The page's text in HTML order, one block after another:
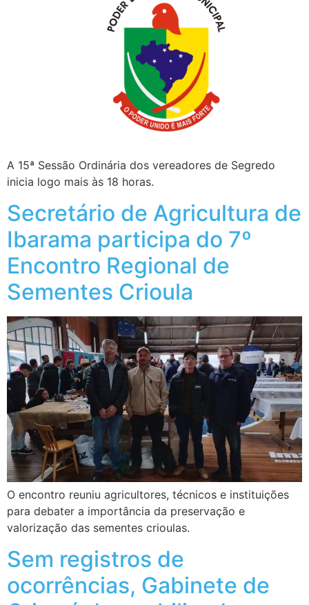
A 15ª Sessão Ordinária dos vereadores de Segredo
inicia logo mais às 18 horas.
Secretário de Agricultura de
Ibarama participa do 7º
Encontro Regional de
Sementes Crioula
O encontro reuniu agricultores, técnicos e instituições
para debater a importância da preservação e
valorização das sementes crioulas.
Sem registros de
ocorrências, Gabinete de